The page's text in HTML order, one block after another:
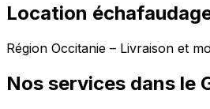
Location
Région Occitanie – Livraison et
Nos services dans le